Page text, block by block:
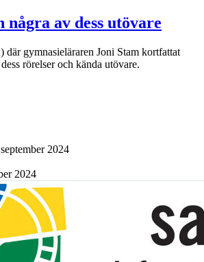
några av dess utövare
där gymnasieläraren Joni Stam kortfattat
rörelser och kända utövare.
2024
2024